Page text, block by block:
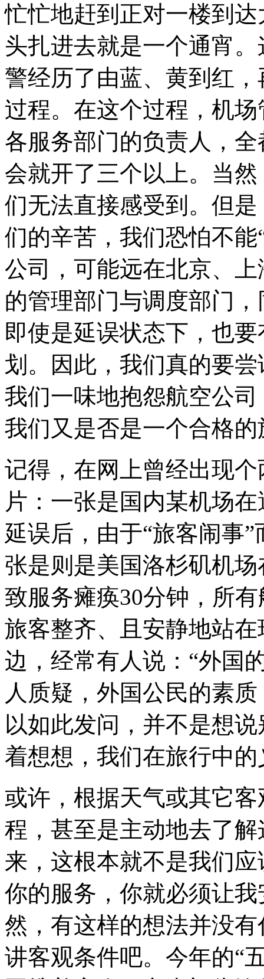
忙忙地赶到正对一楼到达
头扎进去就是一个通宵
警经历了由蓝、黄到红
过程。在这个过程，机
各服务部门的负责人，
会就开了三个以上。当
们无法直接感受到。但
们的辛苦，我们恐怕不
公司，可能远在北京、
的管理部门与调度部门
即使是延误状态下，也
划。因此，我们真的要
我们一味地抱怨航空公
我们又是否是一个合格的
记得，在网上曾经出现
片：一张是国内某机场
延误后，由于“旅客闹事
张是则是美国洛杉矶机
致服务瘫痪30分钟，所
旅客整齐、且安静地站
边，经常有人说：“外国
人质疑，外国公民的素
以如此发问，并不是想
着想想，我们在旅行中
或许，根据天气或其它
程，甚至是主动地去了
来，这根本就不是我们
你的服务，你就必须让
然，有这样的想法并没
讲客观条件吧。今年的“